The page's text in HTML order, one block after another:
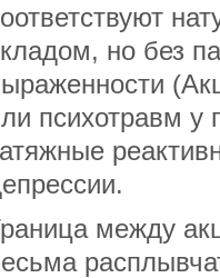
но без
психотравм у
между